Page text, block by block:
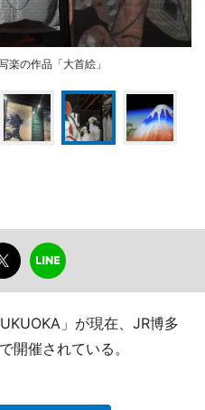
楽の作品「大首絵」
」が現在、JR博多
開催されている。